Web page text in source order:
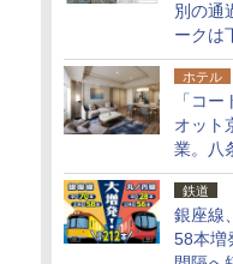
別の通
ークは
14日・
ホテル
「コ
オット
業。八
ト含む
も併設
鉄道
銀座線
58本増